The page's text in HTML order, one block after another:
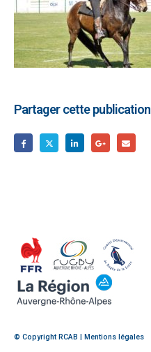
Partager cette publication
© Copyright RCAB | Mentions légales